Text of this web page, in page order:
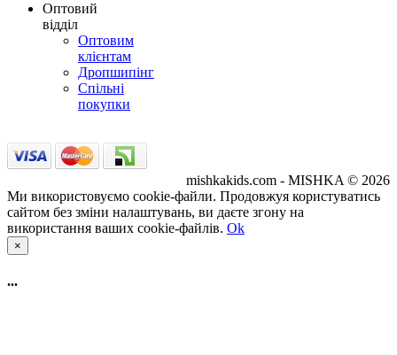
Оптовий
відділ
Оптовим
клієнтам
Дропшипінг
Спільні
покупки
mishkakids.com - MISHKA © 2026
Ми використовуємо cookie-файли. Продовжуя користуватись
сайтом без зміни налаштувань, ви даєте згону на
використання ваших cookie-файлів. Ok
×
...